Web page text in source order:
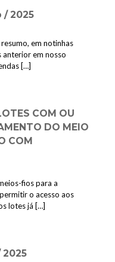
/ 2025
em notinhas
anterior em nosso
[…]
COM OU
DO MEIO
COM
fios para a
o acesso aos
lotes já […]
2025